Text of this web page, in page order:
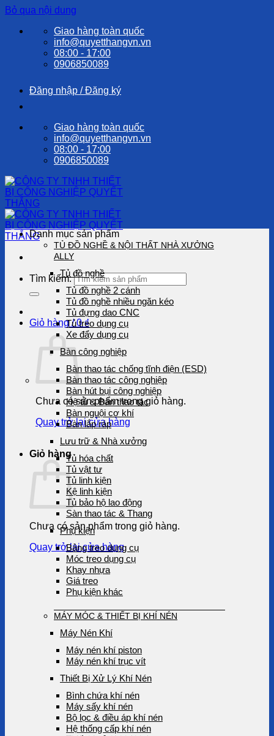
Bỏ qua nội dung
Giao hàng toàn quốc
info@quyetthangvn.vn
08:00 - 17:00
0906850089
Đăng nhập / Đăng ký
Giao hàng toàn quốc
info@quyetthangvn.vn
08:00 - 17:00
0906850089
Tìm kiếm:
Giỏ hàng /0₫
Chưa có sản phẩm trong giỏ hàng.
Quay trở lại cửa hàng
Giỏ hàng
Chưa có sản phẩm trong giỏ hàng.
Quay trở lại cửa hàng
Danh mục sản phẩm
TỦ ĐỒ NGHỀ & NỘI THẤT NHÀ XƯỞNG
ALLY
Tủ đồ nghề
Tủ đồ nghề 2 cánh
Tủ đồ nghề nhiều ngăn kéo
Tủ đựng dao CNC
Tủ treo dụng cụ
Xe đẩy dụng cụ
Bàn công nghiệp
Bàn thao tác chống tĩnh điện (ESD)
Bàn thao tác công nghiệp
Bàn hút bụi công nghiệp
Hệ tủ & Bàn thao tác
Bàn nguội cơ khí
Bàn lắp ráp
Lưu trữ & Nhà xưởng
Tủ hóa chất
Tủ vật tư
Tủ linh kiện
Kệ linh kiện
Tủ bảo hộ lao động
Sàn thao tác & Thang
Phụ kiện
Bảng treo dụng cụ
Móc treo dụng cụ
Khay nhựa
Giá treo
Phụ kiện khác
MÁY MÓC & THIẾT BỊ KHÍ NÉN
Máy Nén Khí
Máy nén khí piston
Máy nén khí trục vít
Thiết Bị Xử Lý Khí Nén
Bình chứa khí nén
Máy sấy khí nén
Bộ lọc & điều áp khí nén
Hệ thống cấp khí nén